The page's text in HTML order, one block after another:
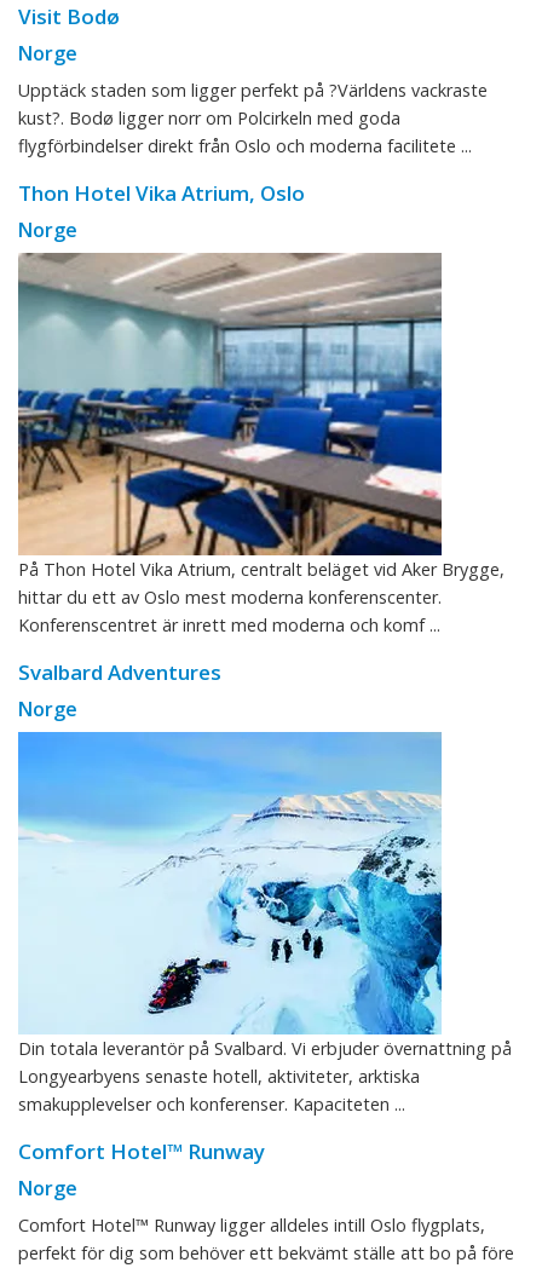
Visit Bodø
Norge
Upptäck staden som ligger perfekt på ?Världens vackraste
kust?. Bodø ligger norr om Polcirkeln med goda
flygförbindelser direkt från Oslo och moderna facilitete ...
Thon Hotel Vika Atrium, Oslo
Norge
På Thon Hotel Vika Atrium, centralt beläget vid Aker Brygge,
hittar du ett av Oslo mest moderna konferenscenter.
Konferenscentret är inrett med moderna och komf ...
Svalbard Adventures
Norge
Din totala leverantör på Svalbard. Vi erbjuder övernattning på
Longyearbyens senaste hotell, aktiviteter, arktiska
smakupplevelser och konferenser. Kapaciteten ...
Comfort Hotel™ Runway
Norge
Comfort Hotel™ Runway ligger alldeles intill Oslo flygplats,
perfekt för dig som behöver ett bekvämt ställe att bo på före